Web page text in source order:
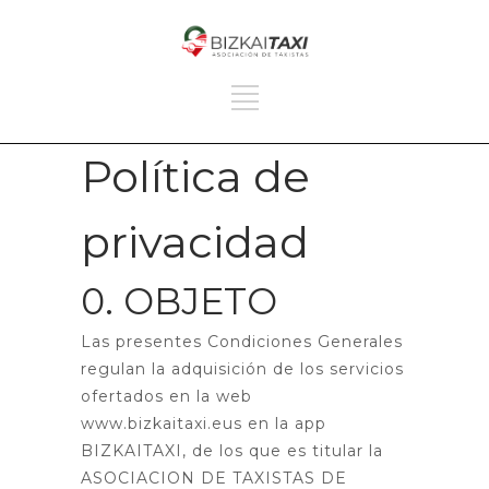
Política de
privacidad
0. OBJETO
Las presentes Condiciones Generales
regulan la adquisición de los servicios
ofertados en la web
www.bizkaitaxi.eus en la app
BIZKAITAXI, de los que es titular la
ASOCIACION DE TAXISTAS DE